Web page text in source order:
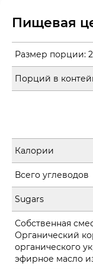
Пищевая
Размер порции:
Порций в
Калории
Всего углеводов
Sugars
Собственная
Органический
органического
эфирное масло